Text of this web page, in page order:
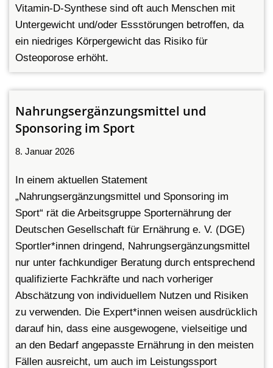
Vitamin-D-Synthese sind oft auch Menschen mit
Untergewicht und/oder Essstörungen betroffen, da
ein niedriges Körpergewicht das Risiko für
Osteoporose erhöht.
Nahrungsergänzungsmittel und
Sponsoring im Sport
8. Januar 2026
In einem aktuellen Statement
„Nahrungsergänzungsmittel und Sponsoring im
Sport“ rät die Arbeitsgruppe Sporternährung der
Deutschen Gesellschaft für Ernährung e. V. (DGE)
Sportler*innen dringend, Nahrungsergänzungsmittel
nur unter fachkundiger Beratung durch entsprechend
qualifizierte Fachkräfte und nach vorheriger
Abschätzung von individuellem Nutzen und Risiken
zu verwenden. Die Expert*innen weisen ausdrücklich
darauf hin, dass eine ausgewogene, vielseitige und
an den Bedarf angepasste Ernährung in den meisten
Fällen ausreicht, um auch im Leistungssport